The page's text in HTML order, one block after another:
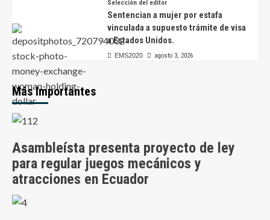
Selección del editor
Sentencian a mujer por estafa
vinculada a supuesto trámite de visa
a Estados Unidos.
EMS2020 agosto 3, 2026
Más Importantes
Asambleísta presenta proyecto de ley
para regular juegos mecánicos y
atracciones en Ecuador